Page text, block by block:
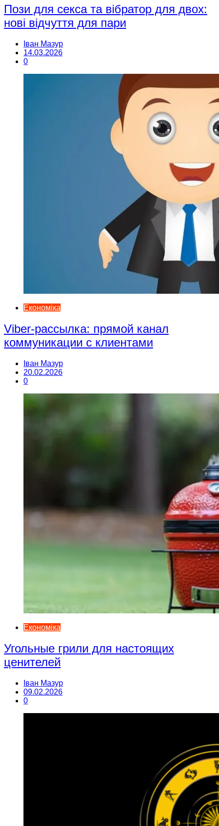
Пози для секса та вібратор для двох:
нові відчуття для пари
Іван Мазур
14.03.2026
0
Економіка
Viber-рассылка: прямой канал
коммуникации с клиентами
Іван Мазур
20.02.2026
0
Економіка
Угольные грили для настоящих
ценителей
Іван Мазур
09.02.2026
0